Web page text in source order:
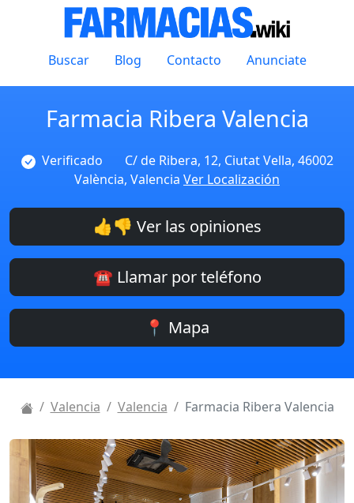
Buscar Blog Contacto Anunciate
Farmacia Ribera Valencia
Verificado
C/ de Ribera, 12, Ciutat Vella, 46002
València, Valencia Ver Localización
👍👎 Ver las opiniones
☎️ Llamar por teléfono
📍 Mapa
Valencia Valencia Farmacia Ribera Valencia